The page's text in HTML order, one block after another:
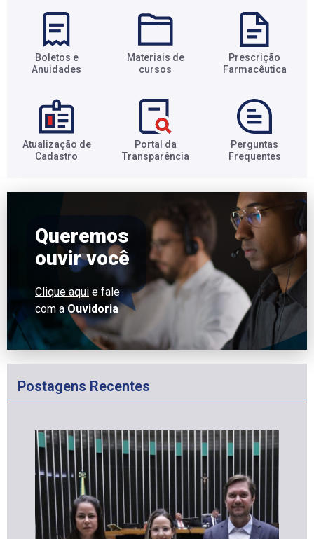
Boletos e
Anuidades​
Materiais de
cursos​
Prescrição
Farmacêutica​
Atualização de
Cadastro​
Portal da
Transparência​
Perguntas
Frequentes​
Queremos
ouvir você
Clique aqui e fale
com aOuvidoria
Postagens Recentes